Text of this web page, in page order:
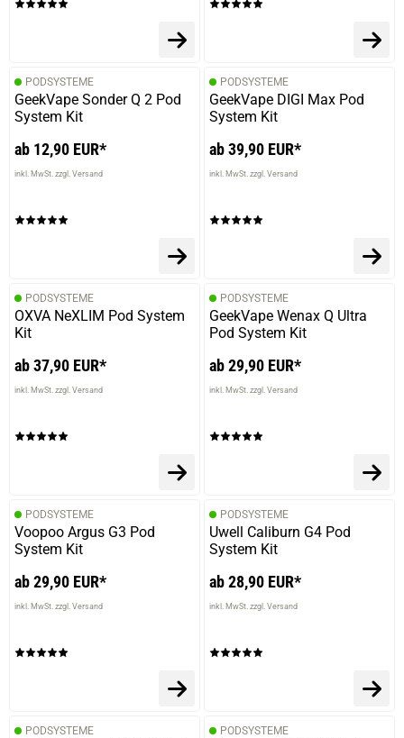
prev
PODSYSTEME
GeekVape Sonder Q 2 Pod
System Kit
ab 12,90 EUR*
inkl. MwSt. zzgl. Versand
PODSYSTEME
GeekVape DIGI Max Pod
System Kit
ab 39,90 EUR*
inkl. MwSt. zzgl. Versand
PODSYSTEME
OXVA NeXLIM Pod System
Kit
ab 37,90 EUR*
inkl. MwSt. zzgl. Versand
PODSYSTEME
GeekVape Wenax Q Ultra
Pod System Kit
ab 29,90 EUR*
inkl. MwSt. zzgl. Versand
PODSYSTEME
Voopoo Argus G3 Pod
System Kit
ab 29,90 EUR*
inkl. MwSt. zzgl. Versand
PODSYSTEME
Uwell Caliburn G4 Pod
System Kit
ab 28,90 EUR*
inkl. MwSt. zzgl. Versand
PODSYSTEME PODSYSTEME